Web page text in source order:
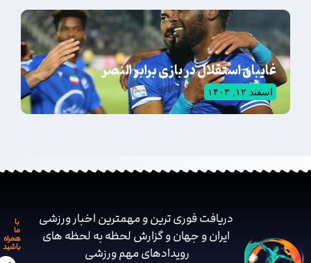
غایبان استقلال در بازی برابر النصر
اسفند ۱۲, ۱۴۰۳
دریافت فوری ترین و مهمترین اخبار ورزشی
ایران و جهان و گزارش لحظه به لحظه های
رویدادهای مهم ‌ورزشی
همراه
باشید